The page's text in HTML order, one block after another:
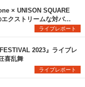
× UNISON SQUARE
クストリームな対バン
ライブレポート
2023』ライブレ
喜乱舞
ライブレポート